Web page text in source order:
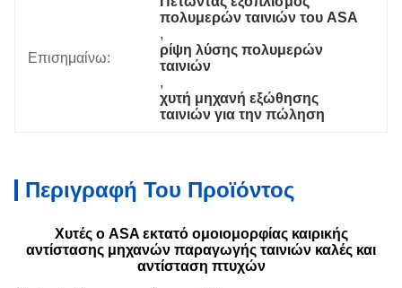
Επισημαίνω:
πολυμερών ταινιών του ASA
,
ρίψη λύσης πολυμερών
ταινιών
,
χυτή μηχανή εξώθησης
ταινιών για την πώληση
Περιγραφή Του Προϊόντος
Χυτές ο ASA εκτατό ομοιομορφίας καιρικής
αντίστασης μηχανών παραγωγής ταινιών καλές και
αντίσταση πτυχών